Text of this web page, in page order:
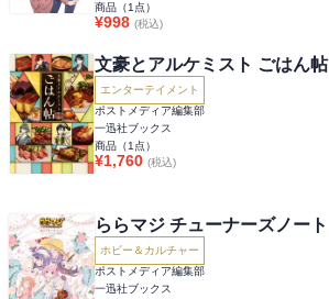
商品（1 点）
¥998 (税込)
文豪とアルケミスト ごはん帖
エンターテイメント
ポストメディア編集部
一迅社ブックス
商品（1 点）
¥1,760 (税込)
ららマジ チューナーズノート
ホビー＆カルチャー
ポストメディア編集部
一迅社ブックス